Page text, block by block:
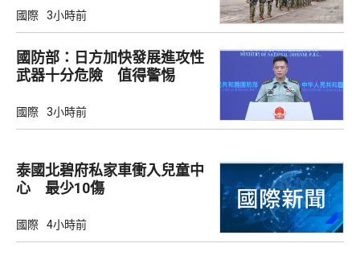
國際 3小時前
國防部：日方加快發展進攻性
武器十分危險 值得警惕
國際 3小時前
泰國北碧府私家車衝入兒童中
心 最少10傷
國際 4小時前